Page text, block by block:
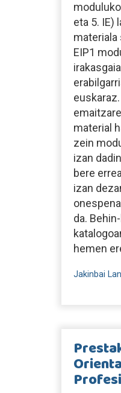
eta 5. IE)
materiala
EIP1
material
zein
izan
bere
izan
da.
hemen
Jakinbai